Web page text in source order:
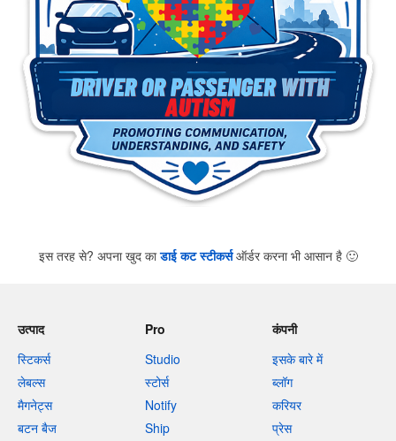
इस तरह से? अपना खुद काडाई कट स्टीकर्सऑर्डर करना भी आसान है 🙂
उत्पाद
स्टिकर्स
लेबल्स
मैगनेट्स
बटन बैज
Pro
Studio
स्टोर्स
Notify
Ship
कंपनी
इसके बारे में
ब्लॉग
करियर
प्रेस